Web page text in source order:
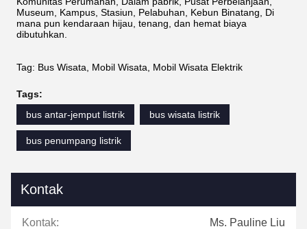
Museum, Kampus, Stasiun, Pelabuhan, Kebun Binatang, Di
mana pun kendaraan hijau, tenang, dan hemat biaya
dibutuhkan.
Tag: Bus Wisata, Mobil Wisata, Mobil Wisata Elektrik
Tags:
bus antar-jemput listrik
bus wisata listrik
bus penumpang listrik
Kontak
Kontak: Ms. Pauline Liu